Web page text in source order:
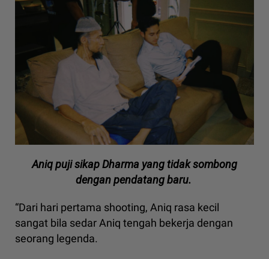
Aniq puji sikap Dharma yang tidak sombong
dengan pendatang baru.
“Dari hari pertama shooting, Aniq rasa kecil
sangat bila sedar Aniq tengah bekerja dengan
seorang legenda.